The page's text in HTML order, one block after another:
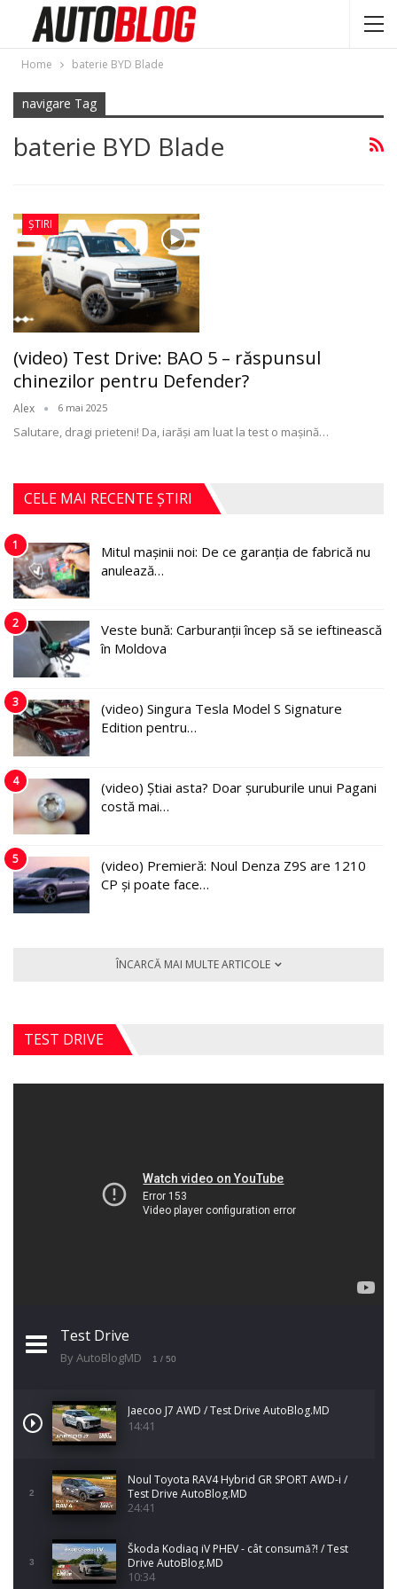
Home baterie BYD Blade
navigare Tag
baterie BYD Blade
ȘTIRI
(video) Test Drive: BAO 5 – răspunsul
chinezilor pentru Defender?
Alex 6 mai 2025
Salutare, dragi prieteni! Da, iarăși am luat la test o mașină…
CELE MAI RECENTE ȘTIRI
1
Mitul mașinii noi: De ce garanția de fabrică nu
anulează…
2
Veste bună: Carburanții încep să se ieftinească
în Moldova
3
(video) Singura Tesla Model S Signature
Edition pentru…
4
(video) Știai asta? Doar șuruburile unui Pagani
costă mai…
5
(video) Premieră: Noul Denza Z9S are 1210
CP și poate face…
ÎNCARCĂ MAI MULTE ARTICOLE
TEST DRIVE
Test Drive
By AutoBlogMD 1 / 50
Jaecoo J7 AWD / Test Drive AutoBlog.MD
14:41
2
Noul Toyota RAV4 Hybrid GR SPORT AWD-i /
Test Drive AutoBlog.MD
24:41
3
Škoda Kodiaq iV PHEV - cât consumă?! / Test
Drive AutoBlog.MD
10:34